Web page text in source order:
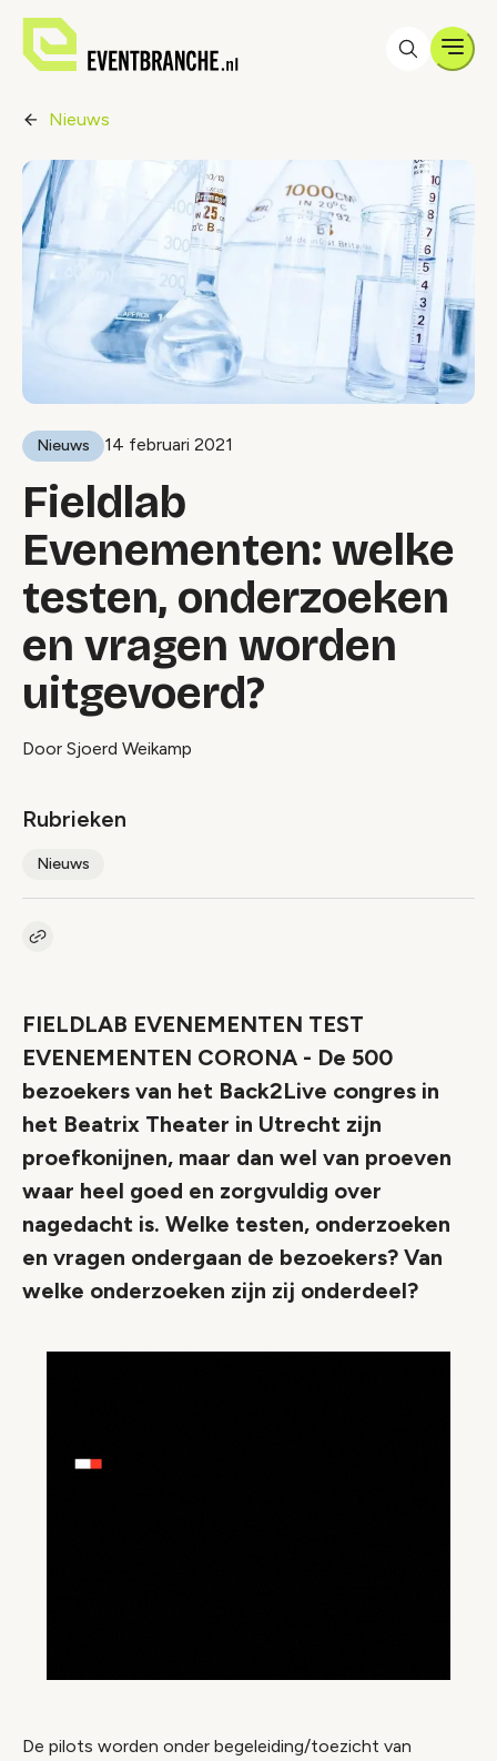
Nieuws
Nieuws 14 februari 2021
Fieldlab
Evenementen: welke
testen, onderzoeken
en vragen worden
uitgevoerd?
Door Sjoerd Weikamp
Rubrieken
Nieuws
Kopieer link naar artikel
FIELDLAB EVENEMENTEN TEST
EVENEMENTEN CORONA - De 500
bezoekers van het Back2Live congres in
het Beatrix Theater in Utrecht zijn
proefkonijnen, maar dan wel van proeven
waar heel goed en zorgvuldig over
nagedacht is. Welke testen, onderzoeken
en vragen ondergaan de bezoekers? Van
welke onderzoeken zijn zij onderdeel?
De pilots worden onder begeleiding/toezicht van